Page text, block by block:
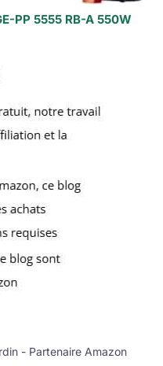
PP 5555 RB-A 550W
- Partenaire Amazon